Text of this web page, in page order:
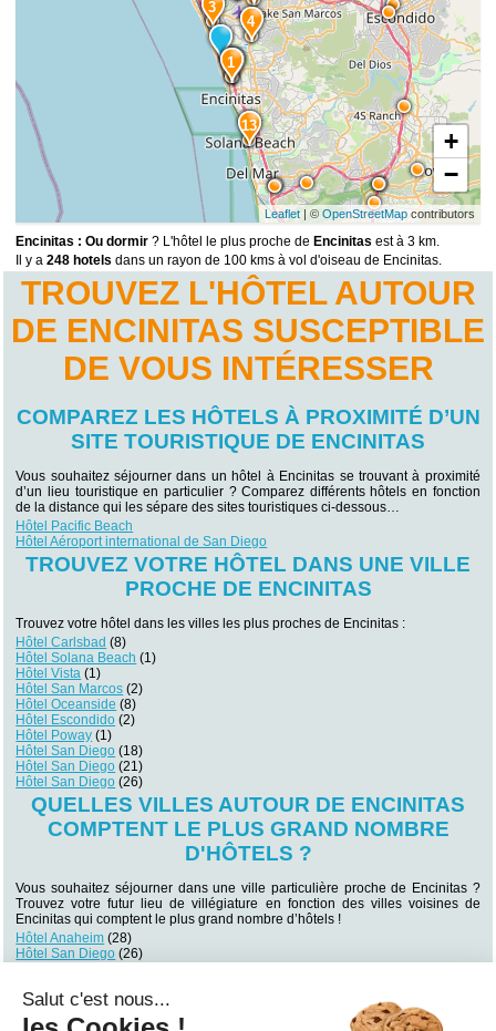
13
4
3
2
1
+
−
Leaflet| © OpenStreetMapcontributors
Encinitas : Ou dormir ? L'hôtel le plus proche de Encinitas est à 3 km.
Il y a248 hotels dans un rayon de 100 kms à vol d'oiseau de Encinitas.
TROUVEZ L'HÔTEL AUTOUR
DE ENCINITAS SUSCEPTIBLE
DE VOUS INTÉRESSER
COMPAREZ LES HÔTELS À PROXIMITÉ D’UN
SITE TOURISTIQUE DE ENCINITAS
Vous souhaitez séjourner dans un hôtel à Encinitas se trouvant à proximité
d’un lieu touristique en particulier ? Comparez différents hôtels en fonction
de la distance qui les sépare des sites touristiques ci-dessous…
Hôtel Pacific Beach
Hôtel Aéroport international de San Diego
TROUVEZ VOTRE HÔTEL DANS UNE VILLE
PROCHE DE ENCINITAS
Trouvez votre hôtel dans les villes les plus proches de Encinitas :
Hôtel Carlsbad (8)
Hôtel Solana Beach (1)
Hôtel Vista (1)
Hôtel San Marcos (2)
Hôtel Oceanside (8)
Hôtel Escondido (2)
Hôtel Poway (1)
Hôtel San Diego (18)
Hôtel San Diego (21)
Hôtel San Diego (26)
QUELLES VILLES AUTOUR DE ENCINITAS
COMPTENT LE PLUS GRAND NOMBRE
D'HÔTELS ?
Vous souhaitez séjourner dans une ville particulière proche de Encinitas ?
Trouvez votre futur lieu de villégiature en fonction des villes voisines de
Encinitas qui comptent le plus grand nombre d’hôtels !
Hôtel Anaheim (28)
Hôtel San Diego (26)
Hôtel Rosarito(8)
Hôtel Temecula
(8)
Salut c'est nous...